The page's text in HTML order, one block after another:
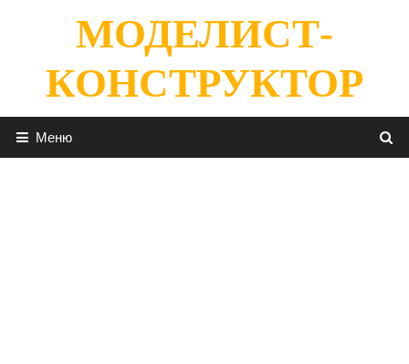
содержимомуМОДЕЛИСТ-
КОНСТРУКТОР
Меню